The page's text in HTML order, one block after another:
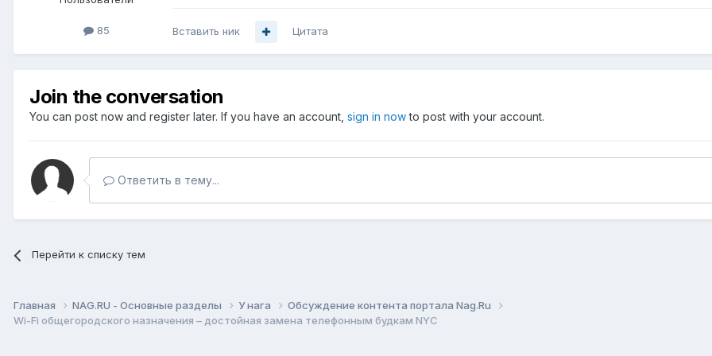
85 Вставить ник Цитата
Join the conversation
You can post now and register later. If you have an account, sign in nowto post with your account.
Ответить в тему...
Перейти к списку тем
Главная NAG.RU - Основные разделы У нага
Обсуждение контента портала Nag.Ru
Wi-Fi общегородского назначения – достойная замена телефонным будкам NYC